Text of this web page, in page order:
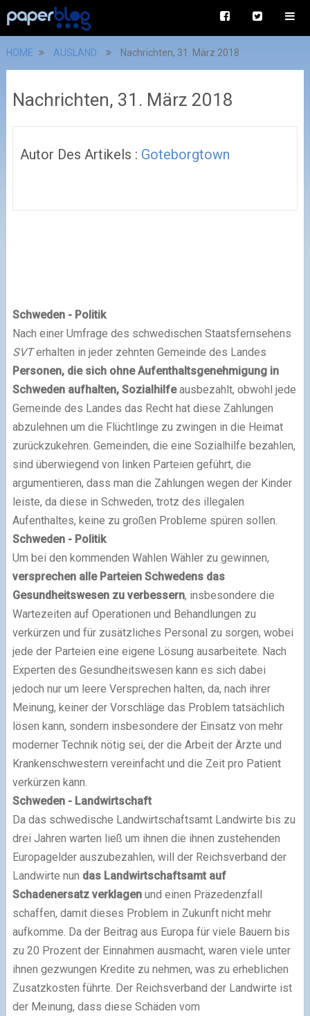
HOME AUSLAND Nachrichten, 31. März 2018
Nachrichten, 31. März 2018
Autor Des Artikels : Goteborgtown
Schweden - Politik
Nach einer Umfrage des schwedischen Staatsfernsehens
SVTerhalten in jeder zehnten Gemeinde des Landes
Personen, die sich ohne Aufenthaltsgenehmigung in
Schweden aufhalten, Sozialhilfeausbezahlt, obwohl jede
Gemeinde des Landes das Recht hat diese Zahlungen
abzulehnen um die Flüchtlinge zu zwingen in die Heimat
zurückzukehren. Gemeinden, die eine Sozialhilfe bezahlen,
sind überwiegend von linken Parteien geführt, die
argumentieren, dass man die Zahlungen wegen der Kinder
leiste, da diese in Schweden, trotz des illegalen
Aufenthaltes, keine zu großen Probleme spüren sollen.
Schweden - Politik
Um bei den kommenden Wahlen Wähler zu gewinnen,
versprechen alle Parteien Schwedens das
Gesundheitswesen zu verbessern, insbesondere die
Wartezeiten auf Operationen und Behandlungen zu
verkürzen und für zusätzliches Personal zu sorgen, wobei
jede der Parteien eine eigene Lösung ausarbeitete. Nach
Experten des Gesundheitswesen kann es sich dabei
jedoch nur um leere Versprechen halten, da, nach ihrer
Meinung, keiner der Vorschläge das Problem tatsächlich
lösen kann, sondern insbesondere der Einsatz von mehr
moderner Technik nötig sei, der die Arbeit der Ärzte und
Krankenschwestern vereinfacht und die Zeit pro Patient
verkürzen kann.
Schweden - Landwirtschaft
Da das schwedische Landwirtschaftsamt Landwirte bis zu
drei Jahren warten ließ um ihnen die ihnen zustehenden
Europagelder auszubezahlen, will der Reichsverband der
Landwirte nun das Landwirtschaftsamt auf
Schadenersatz verklagenund einen Präzedenzfall
schaffen, damit dieses Problem in Zukunft nicht mehr
aufkomme. Da der Beitrag aus Europa für viele Bauern bis
zu 20 Prozent der Einnahmen ausmacht, waren viele unter
ihnen gezwungen Kredite zu nehmen, was zu erheblichen
Zusatzkosten führte. Der Reichsverband der Landwirte ist
der Meinung, dass diese Schäden vom